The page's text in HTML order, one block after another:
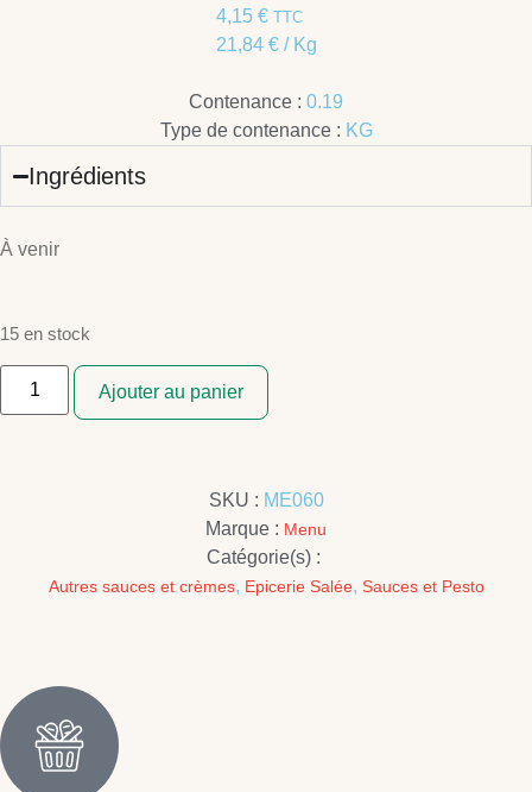
4,15 € TTC
21,84 €/ Kg
Contenance : 0.19
Type de contenance : KG
Ingrédients
À venir
15 en stock
Ajouter au panier
SKU : ME060
Marque : Menu
Catégorie(s) :
Autres sauces et crèmes, Epicerie Salée, Sauces et Pesto